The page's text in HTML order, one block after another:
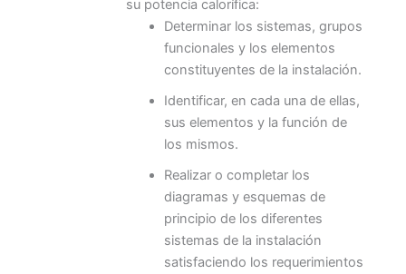
su potencia calorífica:
Determinar los sistemas, grupos
funcionales y los elementos
constituyentes de la instalación.
Identificar, en cada una de ellas,
sus elementos y la función de
los mismos.
Realizar o completar los
diagramas y esquemas de
principio de los diferentes
sistemas de la instalación
satisfaciendo los requerimientos